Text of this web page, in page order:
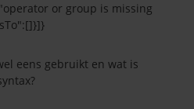
or group is missing
eens gebruikt en wat is